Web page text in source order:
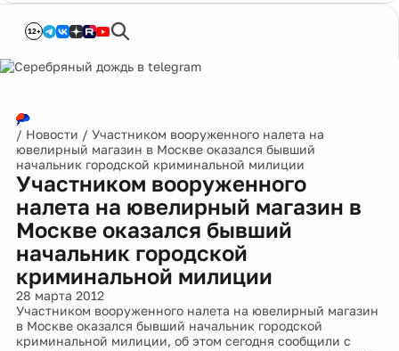
12+
/ Новости / Участником вооруженного налета на
ювелирный магазин в Москве оказался бывший
начальник городской криминальной милиции
Участником вооруженного
налета на ювелирный магазин в
Москве оказался бывший
начальник городской
криминальной милиции
28 марта 2012
Участником вооруженного налета на ювелирный магазин
в Москве оказался бывший начальник городской
криминальной милиции, об этом сегодня сообщили с